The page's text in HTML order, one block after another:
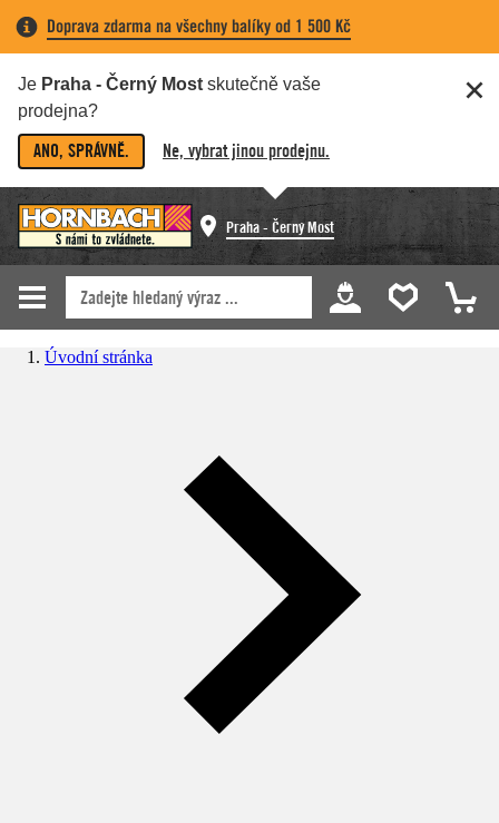
Doprava zdarma na všechny balíky od 1 500 Kč
Je Praha - Černý Most skutečně vaše
prodejna?
ANO, SPRÁVNĚ. Ne, vybrat jinou prodejnu.
Praha - Černý Most
Úvodní stránka